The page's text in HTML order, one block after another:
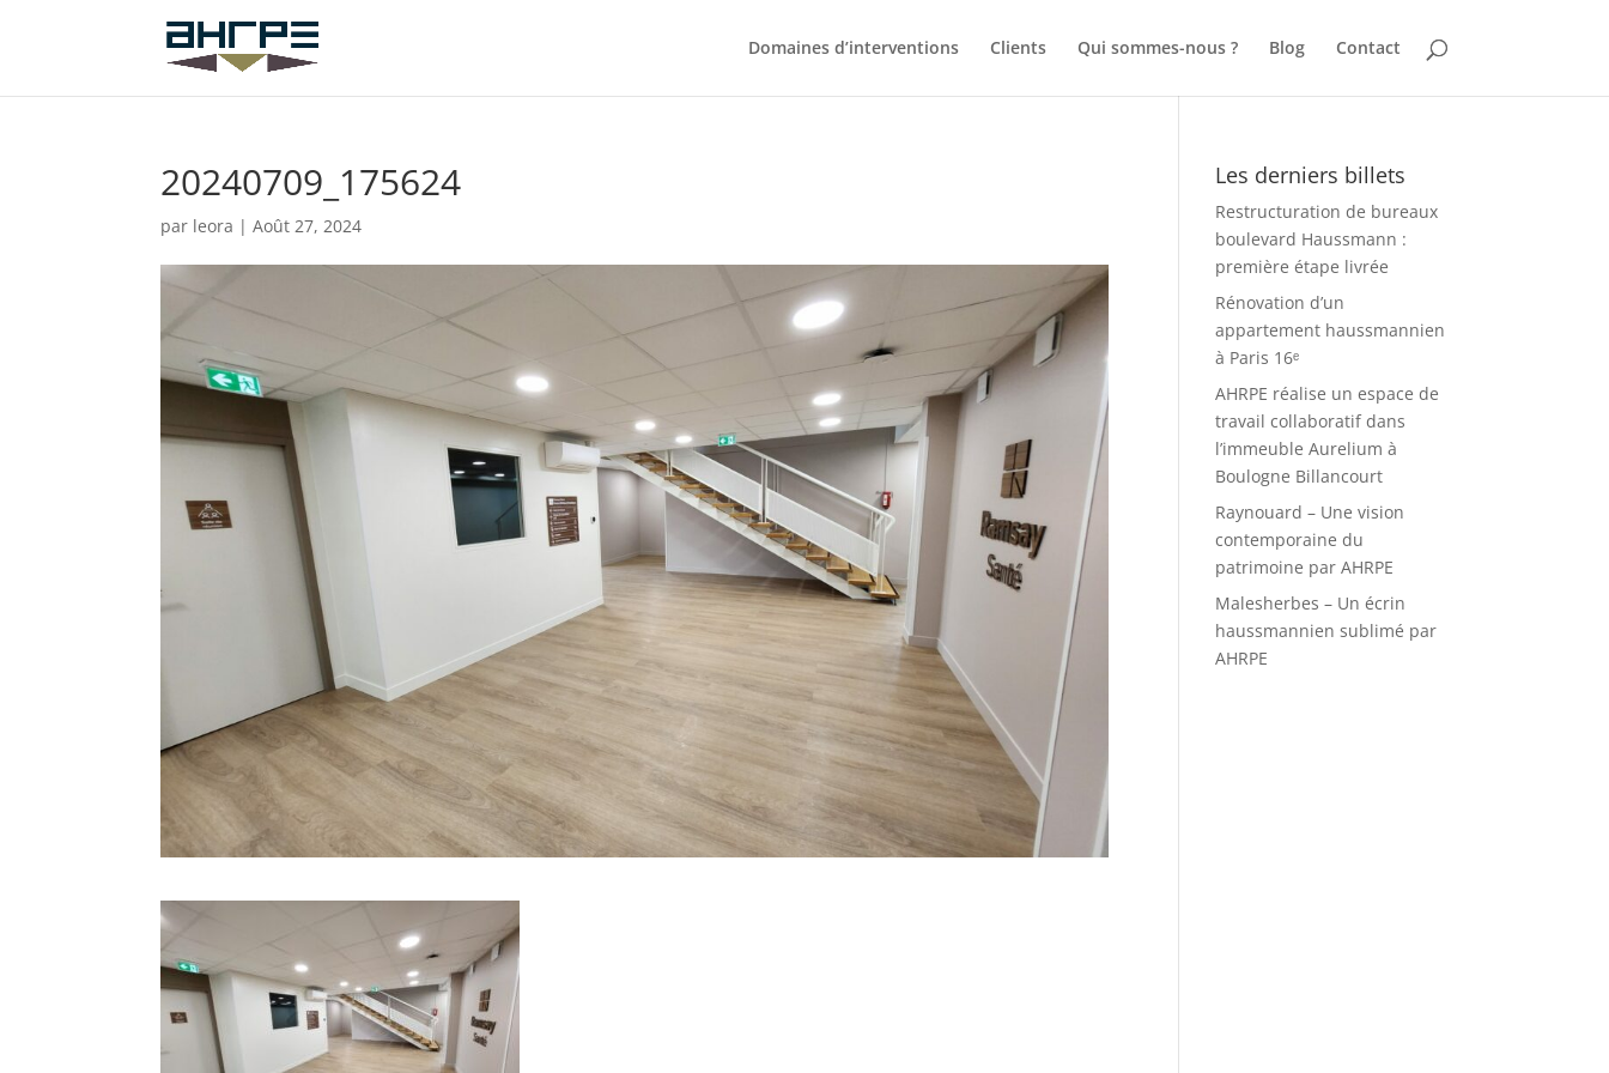
Domaines d’interventions Clients Qui sommes-nous ? Blog Contact
20240709_175624
par leora |Août 27, 2024
Les derniers billets
Restructuration de bureaux
boulevard Haussmann :
première étape livrée
Rénovation d’un
appartement haussmannien
à Paris 16ᵉ
AHRPE réalise un espace de
travail collaboratif dans
l’immeuble Aurelium à
Boulogne Billancourt
Raynouard – Une vision
contemporaine du
patrimoine par AHRPE
Malesherbes – Un écrin
haussmannien sublimé par
AHRPE